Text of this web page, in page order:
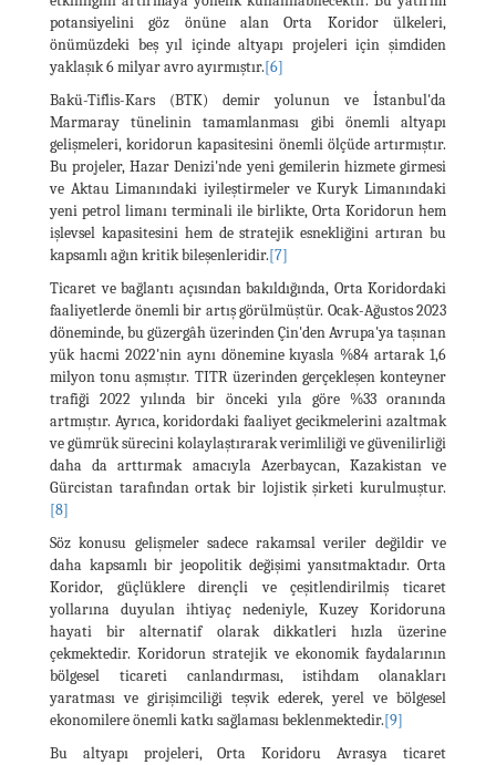
potansiyelini göz önüne alan Orta Koridor ülkeleri,
önümüzdeki beş yıl içinde altyapı projeleri için şimdiden
yaklaşık 6 milyar avro ayırmıştır.[6]
Bakü-Tiflis-Kars (BTK) demir yolunun ve İstanbul'da
Marmaray tünelinin tamamlanması gibi önemli altyapı
gelişmeleri, koridorun kapasitesini önemli ölçüde artırmıştır.
Bu projeler, Hazar Denizi'nde yeni gemilerin hizmete girmesi
ve Aktau Limanındaki iyileştirmeler ve Kuryk Limanındaki
yeni petrol limanı terminali ile birlikte, Orta Koridorun hem
işlevsel kapasitesini hem de stratejik esnekliğini artıran bu
kapsamlı ağın kritik bileşenleridir.[7]
Ticaret ve bağlantı açısından bakıldığında, Orta Koridordaki
faaliyetlerde önemli bir artış görülmüştür. Ocak-Ağustos 2023
döneminde, bu güzergâh üzerinden Çin'den Avrupa'ya taşınan
yük hacmi 2022'nin aynı dönemine kıyasla %84 artarak 1,6
milyon tonu aşmıştır. TITR üzerinden gerçekleşen konteyner
trafiği 2022 yılında bir önceki yıla göre %33 oranında
artmıştır. Ayrıca, koridordaki faaliyet gecikmelerini azaltmak
ve gümrük sürecini kolaylaştırarak verimliliği ve güvenilirliği
daha da arttırmak amacıyla Azerbaycan, Kazakistan ve
Gürcistan tarafından ortak bir lojistik şirketi kurulmuştur.
[8]
Söz konusu gelişmeler sadece rakamsal veriler değildir ve
daha kapsamlı bir jeopolitik değişimi yansıtmaktadır. Orta
Koridor, güçlüklere dirençli ve çeşitlendirilmiş ticaret
yollarına duyulan ihtiyaç nedeniyle, Kuzey Koridoruna
hayati bir alternatif olarak dikkatleri hızla üzerine
çekmektedir. Koridorun stratejik ve ekonomik faydalarının
bölgesel ticareti canlandırması, istihdam olanakları
yaratması ve girişimciliği teşvik ederek, yerel ve bölgesel
ekonomilere önemli katkı sağlaması beklenmektedir.[9]
Bu altyapı projeleri, Orta Koridoru Avrasya ticaret